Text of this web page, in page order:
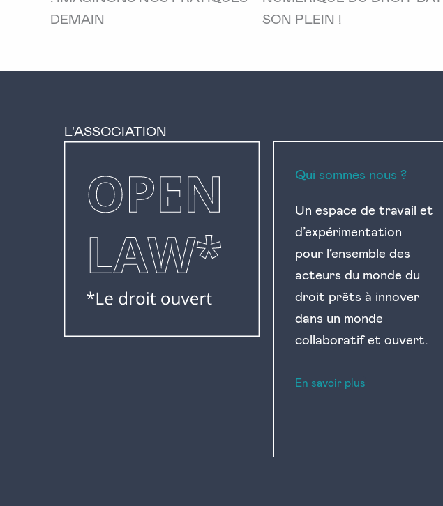
DEMAIN
SON PLEIN !
L'ASSOCIATION
Qui sommes nous ?
Un espace de travail et
d’expérimentation
pour l’ensemble des
acteurs du monde du
droit prêts à innover
dans un monde
collaboratif et ouvert.
En savoir plus